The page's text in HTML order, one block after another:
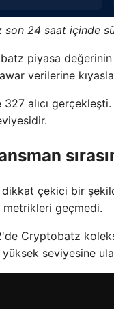
son 24 saat içinde
piyasa
verilerine
alıcı
çekici bir
metrikleri geçmedi.
Cryptobatz
seviyesine